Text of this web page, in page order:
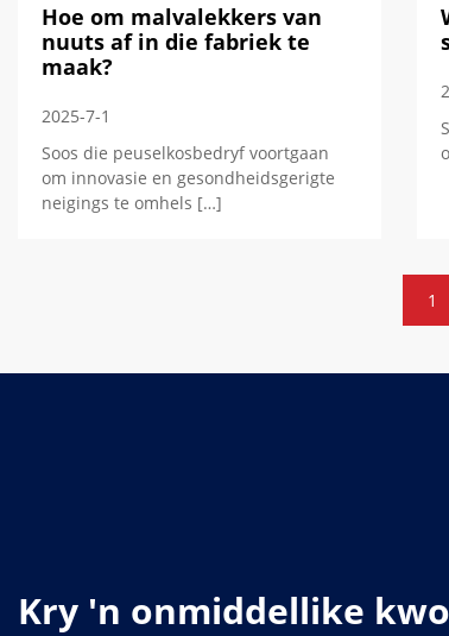
Hoe om malvalekkers van
nuuts af in die fabriek te
maak?
2025-7-1
Soos die peuselkosbedryf voortgaan
om innovasie en gesondheidsgerigte
neigings te omhels […]
1
Kry 'n onmiddellike